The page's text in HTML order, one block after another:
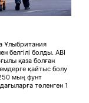
Ұлыбритания
белгілі болды. ABI
қаза болған
қайтыс болу
мың фунт
төленген 1